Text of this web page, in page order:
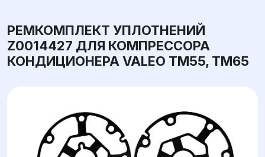
РЕМКОМПЛЕКТ УПЛОТНЕНИЙ
Z0014427 ДЛЯ КОМПРЕССОРА
КОНДИЦИОНЕРА VALEO TM55, TM65